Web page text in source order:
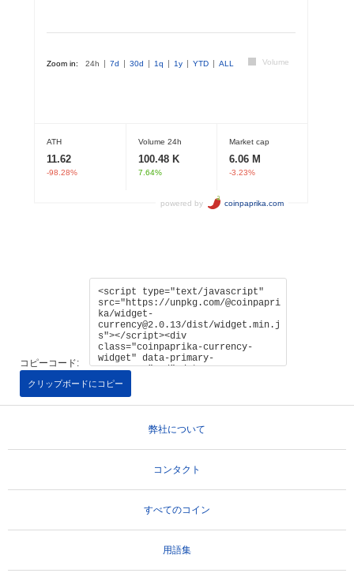
コピーコード:
クリップボードにコピー
弊社について
コンタクト
すべてのコイン
用語集